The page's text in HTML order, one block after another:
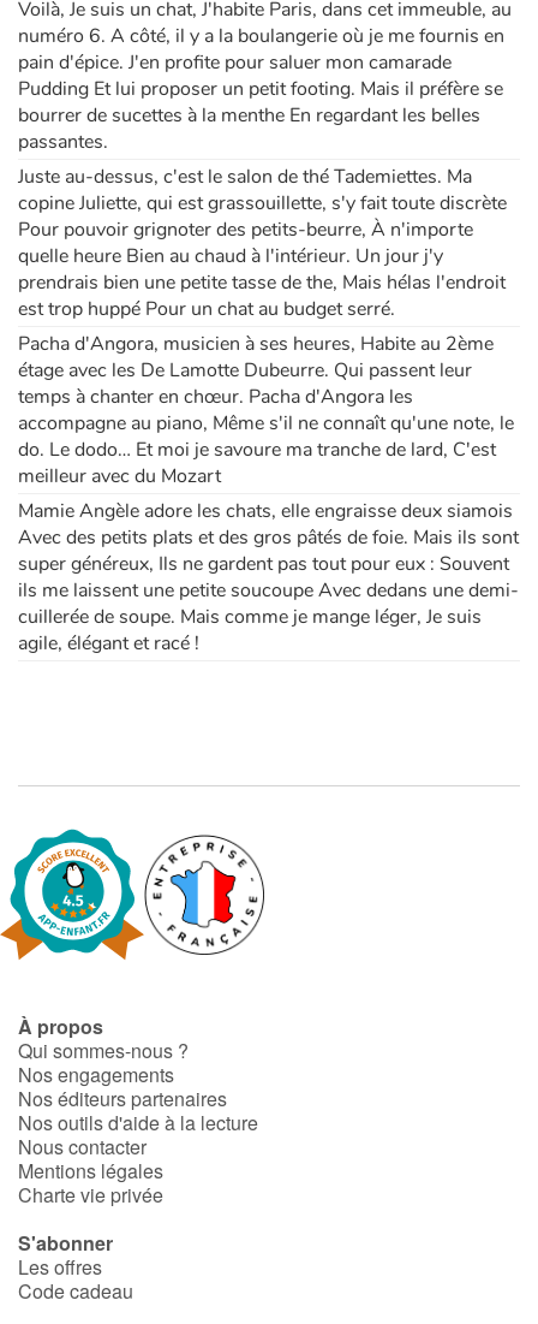
Voilà, Je suis un chat, J'habite Paris, dans cet immeuble, au
numéro 6. A côté, il y a la boulangerie où je me fournis en
pain d'épice. J'en profite pour saluer mon camarade
Pudding Et lui proposer un petit footing. Mais il préfère se
bourrer de sucettes à la menthe En regardant les belles
passantes.
Juste au-dessus, c'est le salon de thé Tademiettes. Ma
copine Juliette, qui est grassouillette, s'y fait toute discrète
Pour pouvoir grignoter des petits-beurre, À n'importe
quelle heure Bien au chaud à l'intérieur. Un jour j'y
prendrais bien une petite tasse de the, Mais hélas l'endroit
est trop huppé Pour un chat au budget serré.
Pacha d'Angora, musicien à ses heures, Habite au 2ème
étage avec les De Lamotte Dubeurre. Qui passent leur
temps à chanter en chœur. Pacha d'Angora les
accompagne au piano, Même s'il ne connaît qu'une note, le
do. Le dodo… Et moi je savoure ma tranche de lard, C'est
meilleur avec du Mozart
Mamie Angèle adore les chats, elle engraisse deux siamois
Avec des petits plats et des gros pâtés de foie. Mais ils sont
super généreux, Ils ne gardent pas tout pour eux : Souvent
ils me laissent une petite soucoupe Avec dedans une demi-
cuillerée de soupe. Mais comme je mange léger, Je suis
agile, élégant et racé !
À propos
Qui sommes-nous ?
Nos engagements
Nos éditeurs partenaires
Nos outils d'aide à la lecture
Nous contacter
Mentions légales
Charte vie privée
S'abonner
Les offres
Code cadeau